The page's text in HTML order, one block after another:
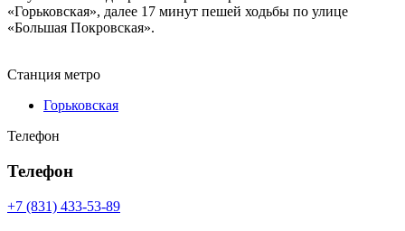
«Горьковская», далее 17 минут пешей ходьбы по улице
«Большая Покровская».
Станция метро
Горьковская
Телефон
Телефон
+7 (831) 433-53-89